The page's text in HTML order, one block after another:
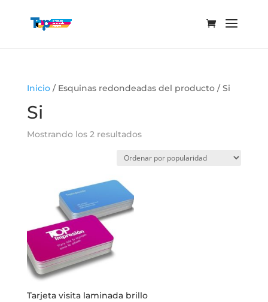
Inicio/ Esquinas redondeadas del producto / Si
Si
Mostrando los 2 resultadosOrdenado
popularidad
Tarjeta visita laminada brillo